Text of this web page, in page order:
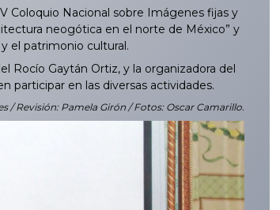
Coloquio Nacional sobre Imágenes fijas y
neogótica en el norte de México” y
el patrimonio cultural.
Rocío Gaytán Ortiz, y la organizadora del
participar en las diversas actividades.
/ Revisión: Pamela Girón / Fotos: Oscar Camarillo.